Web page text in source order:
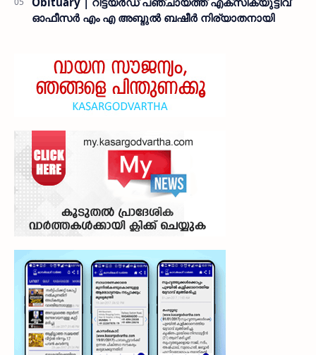
ഓഫീസർ എം എ അബ്ദുൽ ബഷീർ നിര്യാതനായി